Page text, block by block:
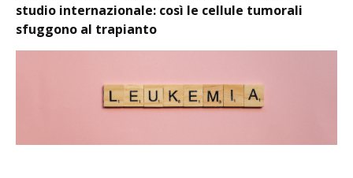
studio internazionale: così le cellule tumorali
sfuggono al trapianto